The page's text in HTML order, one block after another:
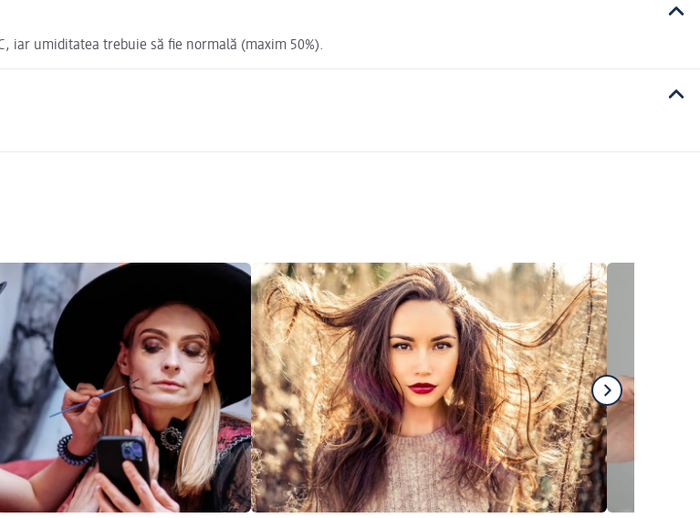
iar umiditatea trebuie să fie normală (maxim 50%).